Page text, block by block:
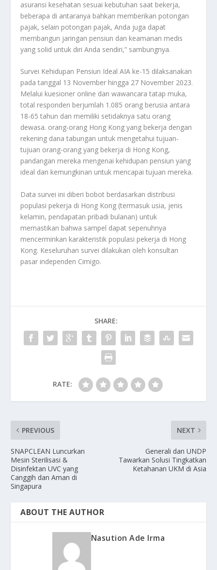
asuransi kesehatan sesuai kebutuhan saat bekerja,
beberapa di antaranya bahkan memberikan potongan
pajak, selain potongan pajak, Anda juga dapat
membangun jaringan pensiun dan keamanan medis
yang solid untuk diri Anda sendiri,” sambungnya.
Survei Kehidupan Pensiun Ideal AIA ke-15 dilaksanakan
pada tanggal 13 November hingga 27 November 2023.
Melalui kuesioner online dan wawancara tatap muka,
total responden berjumlah 1.085 orang berusia antara
18-65 tahun dan memiliki setidaknya satu orang
dewasa. orang-orang Hong Kong yang bekerja dengan
rekening dana tabungan untuk mengetahui tujuan-
tujuan orang-orang yang bekerja di Hong Kong,
pandangan mereka mengenai kehidupan pensiun yang
ideal dan kemungkinan untuk mencapai tujuan mereka.
Data survei ini diberi bobot berdasarkan distribusi
populasi pekerja di Hong Kong (termasuk usia, jenis
kelamin, pendapatan pribadi bulanan) untuk
memastikan bahwa sampel dapat sepenuhnya
mencerminkan karakteristik populasi pekerja di Hong
Kong. Keseluruhan survei dilakukan oleh konsultan
pasar independen Cimigo.
SHARE:
RATE:
PREVIOUS
SNAPCLEAN Luncurkan
Mesin Sterilisasi &
Disinfektan UVC yang
Canggih dan Aman di
Singapura
NEXT
Generali dan UNDP
Tawarkan Solusi Tingkatkan
Ketahanan UKM di Asia
ABOUT THE AUTHOR
Nasution Ade Irma